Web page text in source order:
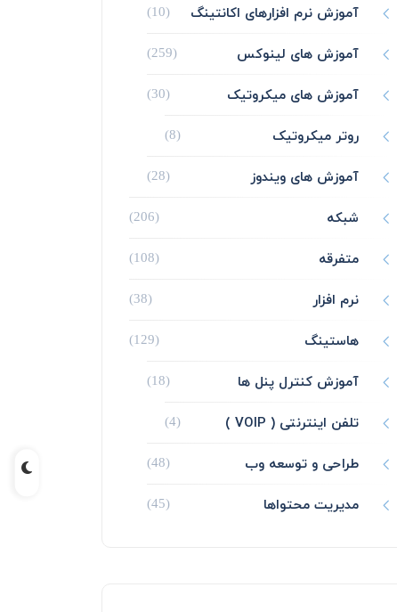
آموزش نرم افزارهای اکانتینگ (10)
آموزش های لینوکس (259)
آموزش های میکروتیک (30)
روتر میکروتیک (8)
آموزش های ویندوز (28)
شبکه (206)
متفرقه (108)
نرم افزار (38)
هاستینگ (129)
آموزش کنترل پنل ها (18)
تلفن اینترنتی ( VOIP ) (4)
طراحی و توسعه وب (48)
مدیریت محتواها (45)